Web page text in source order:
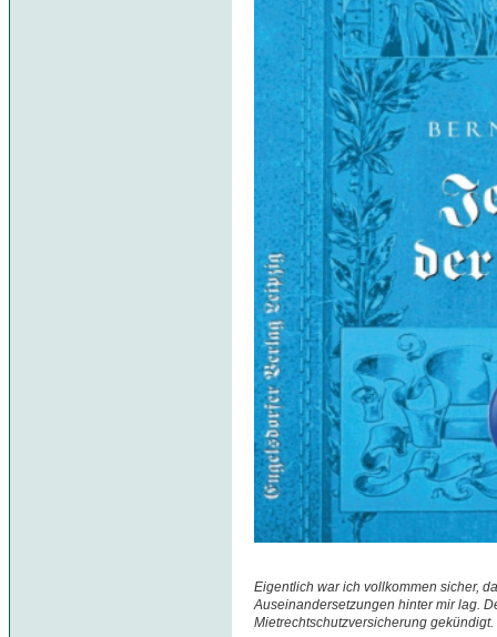
Eigentlich war ich vollkommen sicher,
Auseinandersetzungen hinter mir lag.
Mietrechtschutzversicherung gekündigt.